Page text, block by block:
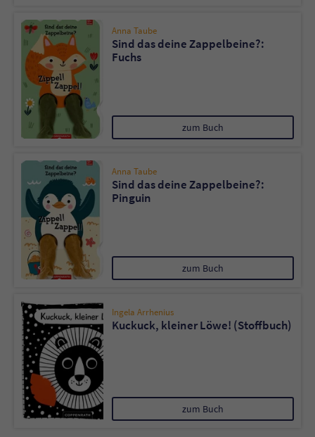
Anna Taube
Sind das deine Zappelbeine?:
Fuchs
zum Buch
Anna Taube
Sind das deine Zappelbeine?:
Pinguin
zum Buch
Ingela Arrhenius
Kuckuck, kleiner Löwe! (Stoffbuch)
zum Buch